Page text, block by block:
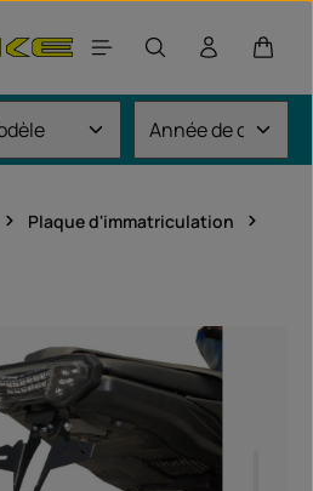
Le
Plaque d'immatriculation